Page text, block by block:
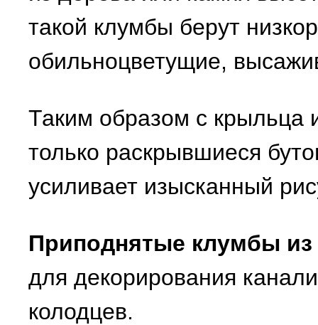
такой клумбы берут
обильноцветущие,
Таким образом с крыльца
только раскрывшиеся
усиливает изысканный
Приподнятые клумбы из
для декорирования
колодцев.